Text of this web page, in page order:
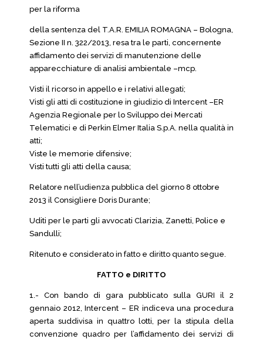
per la riforma
della sentenza del T.A.R. EMILIA ROMAGNA – Bologna,
Sezione II n. 322/2013, resa tra le parti, concernente
affidamento dei servizi di manutenzione delle
apparecchiature di analisi ambientale –mcp.
Visti il ricorso in appello e i relativi allegati;
Visti gli atti di costituzione in giudizio di Intercent –ER
Agenzia Regionale per lo Sviluppo dei Mercati
Telematici e di Perkin Elmer Italia S.p.A. nella qualità in
atti;
Viste le memorie difensive;
Visti tutti gli atti della causa;
Relatore nell’udienza pubblica del giorno 8 ottobre
2013 il Consigliere Doris Durante;
Uditi per le parti gli avvocati Clarizia, Zanetti, Police e
Sandulli;
Ritenuto e considerato in fatto e diritto quanto segue.
FATTO e DIRITTO
1.- Con bando di gara pubblicato sulla GURI il 2
gennaio 2012, Intercent – ER indiceva una procedura
aperta suddivisa in quattro lotti, per la stipula della
convenzione quadro per l’affidamento dei servizi di